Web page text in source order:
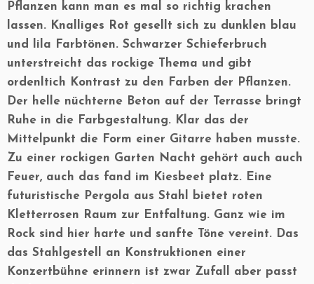
Pflanzen kann man es mal so richtig krachen
lassen. Knalliges Rot gesellt sich zu dunklen blau
und lila Farbtönen. Schwarzer Schieferbruch
unterstreicht das rockige Thema und gibt
ordenltich Kontrast zu den Farben der Pflanzen.
Der helle nüchterne Beton auf der Terrasse bringt
Ruhe in die Farbgestaltung. Klar das der
Mittelpunkt die Form einer Gitarre haben musste.
Zu einer rockigen Garten Nacht gehört auch auch
Feuer, auch das fand im Kiesbeet platz. Eine
futuristische Pergola aus Stahl bietet roten
Kletterrosen Raum zur Entfaltung. Ganz wie im
Rock sind hier harte und sanfte Töne vereint. Das
das Stahlgestell an Konstruktionen einer
Konzertbühne erinnern ist zwar Zufall aber passt